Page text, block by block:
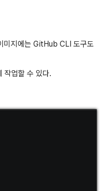
지에는 GitHub CLI 도구도
작업할 수 있다.